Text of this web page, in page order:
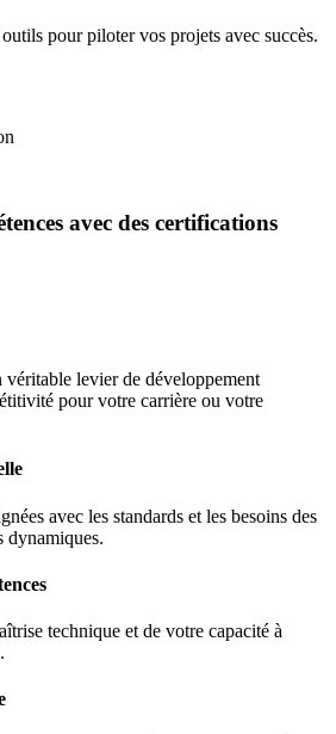
pour piloter vos projets avec succès.
avec des certifications
levier de développement
pour votre carrière ou votre
avec les standards et les besoins des
dynamiques.
technique et de votre capacité à